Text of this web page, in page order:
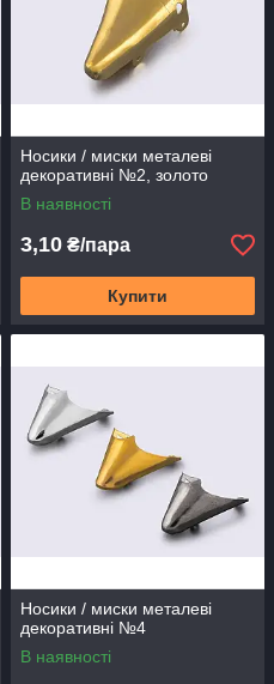
Носики / миски металеві
декоративні №2, золото
В наявності
3,10 ₴/пара
Купити
Носики / миски металеві
декоративні №4
В наявності